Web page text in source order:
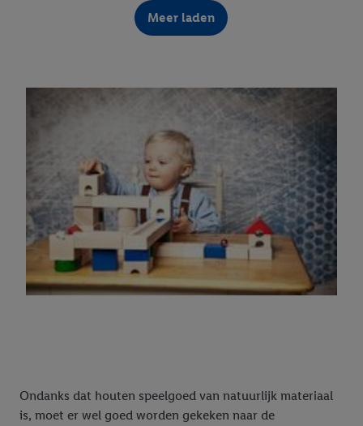
Meer laden
Ondanks dat houten speelgoed van natuurlijk materiaal
is, moet er wel goed worden gekeken naar de